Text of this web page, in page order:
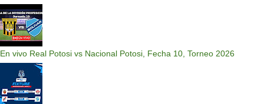
En vivo Real Potosi vs Nacional Potosi, Fecha 10, Torneo 2026